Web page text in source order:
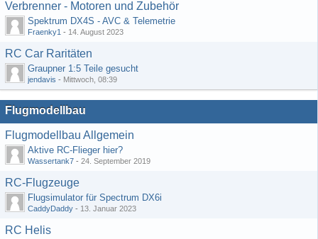
Verbrenner - Motoren und Zubehör
Spektrum DX4S - AVC & Telemetrie
Fraenky1 - 14. August 2023
RC Car Raritäten
Graupner 1:5 Teile gesucht
jendavis - Mittwoch, 08:39
Flugmodellbau
Flugmodellbau Allgemein
Aktive RC-Flieger hier?
Wassertank7 - 24. September 2019
RC-Flugzeuge
Flugsimulator für Spectrum DX6i
CaddyDaddy - 13. Januar 2023
RC Helis